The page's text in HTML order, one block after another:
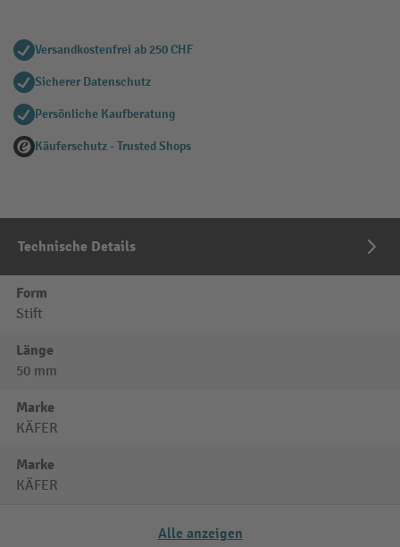
Versandkostenfrei ab 250 CHF
Sicherer Datenschutz
Persönliche Kaufberatung
Käuferschutz - Trusted Shops
Technische Details
Form
Stift
Länge
50 mm
Marke
KÄFER
Marke
KÄFER
Alle anzeigen